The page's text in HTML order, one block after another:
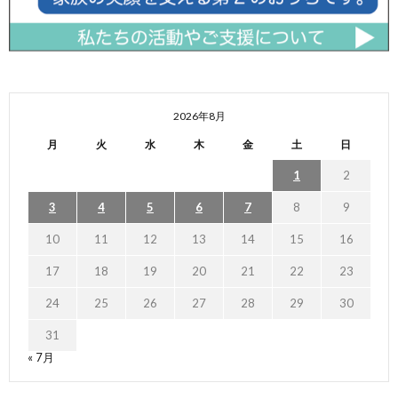
2026年8月
月 火 水 木 金 土 日
1 2
3 4 5 6 7 8 9
10 11 12 13 14 15 16
17 18 19 20 21 22 23
24 25 26 27 28 29 30
31
« 7月